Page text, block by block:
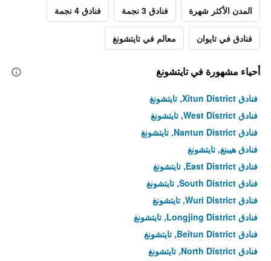
المدن الأكثر شهرة فنادق 3 نجمة فنادق 4 نجمة
فنادق في تايوان معالم في تايتشونغ
أحياء مشهورة في تايتشونغ
فنادق Xitun District, تايتشونغ
فنادق West District, تايتشونغ
فنادق Nantun District, تايتشونغ
فنادق هيبنغ, تايتشونغ
فنادق East District, تايتشونغ
فنادق South District, تايتشونغ
فنادق Wuri District, تايتشونغ
فنادق Longjing District, تايتشونغ
فنادق Beitun District, تايتشونغ
فنادق North District, تايتشونغ